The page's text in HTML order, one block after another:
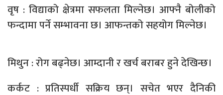
वृष : विद्याको क्षेत्रमा सफलता मिल्नेछ। आफ्नै बोलीको
फन्दामा पर्ने सम्भावना छ। आफन्तको सहयोग मिल्नेछ।
मिथुन : रोग बढ्नेछ। आम्दानी र खर्च बराबर हुने देखिन्छ।
कर्कट : प्रतिस्पर्धी सक्रिय छन्। सचेत भएर दैनिकी